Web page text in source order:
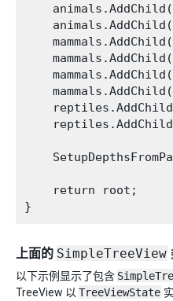
    return root;
上面的 SimpleTreeView
以下示例显示了包含
TreeView 以 TreeViewState